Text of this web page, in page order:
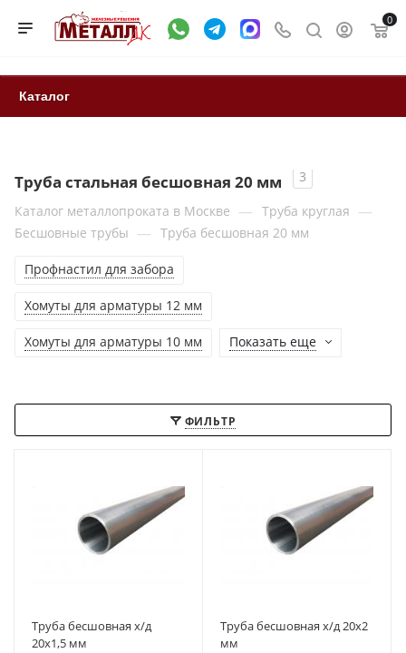
0
Каталог
Труба стальная бесшовная 20 мм
3
Каталог металлопроката в Москве — Труба круглая —
Бесшовные трубы — Труба бесшовная 20 мм
Профнастил для забора
Хомуты для арматуры 12 мм
Хомуты для арматуры 10 мм Показать еще
ФИЛЬТР
Труба бесшовная х/д
20х1,5 мм
Труба бесшовная х/д 20х2
мм